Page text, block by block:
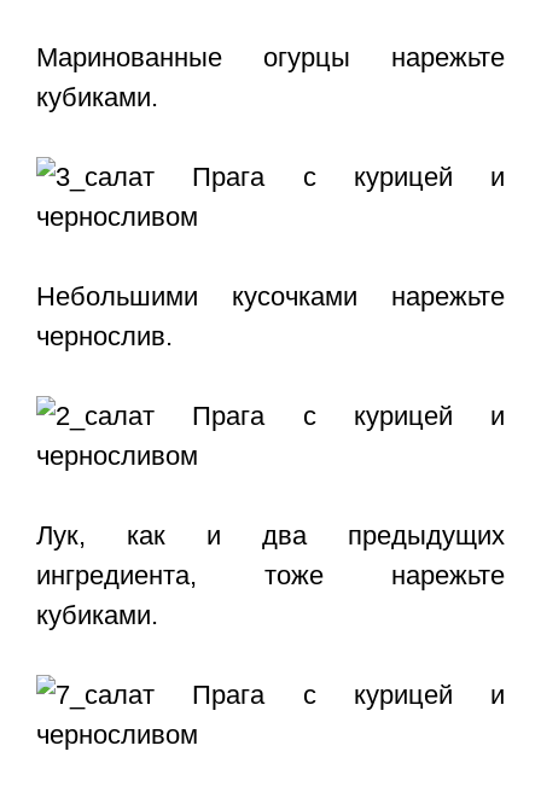
Маринованные огурцы нарежьте
кубиками.
Небольшими кусочками нарежьте
чернослив.
Лук, как и два предыдущих
ингредиента, тоже нарежьте
кубиками.